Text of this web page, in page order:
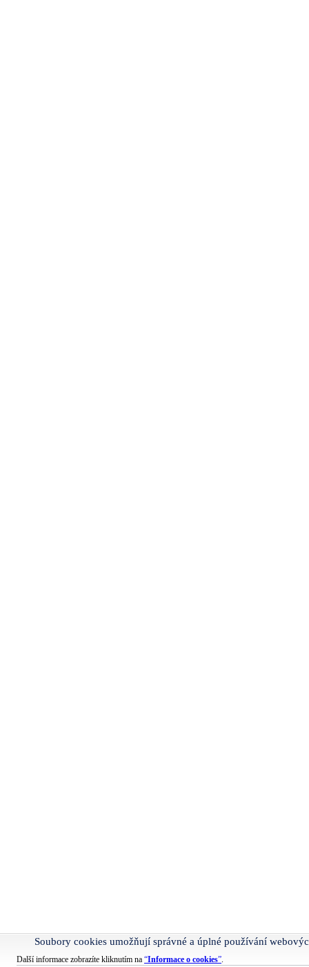
Soubory cookies umožňují správné a úplné používání
Další informace zobrazíte kliknutím na “Informace o cookies”.